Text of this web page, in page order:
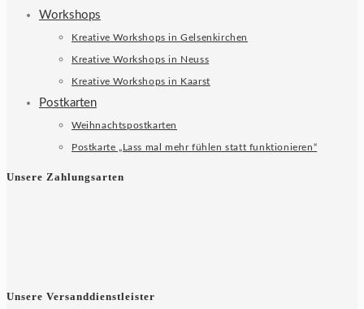
Workshops
Kreative Workshops in Gelsenkirchen
Kreative Workshops in Neuss
Kreative Workshops in Kaarst
Postkarten
Weihnachtspostkarten
Postkarte „Lass mal mehr fühlen statt funktionieren“
Unsere Zahlungsarten
Unsere Versanddienstleister